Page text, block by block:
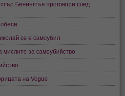
Бенингтън проговори след
се е самоубил
мислите за самоубийство
на Vogue